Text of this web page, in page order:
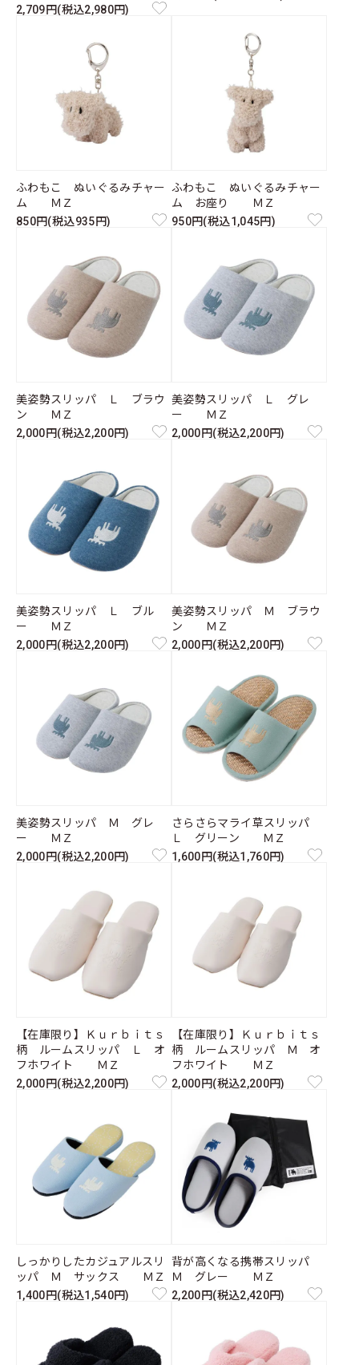
2,709円(税込2,980円)
ふわもこ ぬいぐるみチャー
ム ＭＺ
850円(税込935円)
ふわもこ ぬいぐるみチャー
ム お座り ＭＺ
950円(税込1,045円)
美姿勢スリッパ Ｌ ブラウ
ン ＭＺ
2,000円(税込2,200円)
美姿勢スリッパ Ｌ グレ
ー ＭＺ
2,000円(税込2,200円)
美姿勢スリッパ Ｌ ブル
ー ＭＺ
2,000円(税込2,200円)
美姿勢スリッパ Ｍ ブラウ
ン ＭＺ
2,000円(税込2,200円)
美姿勢スリッパ Ｍ グレ
ー ＭＺ
2,000円(税込2,200円)
さらさらマライ草スリッパ
Ｌ グリーン ＭＺ
1,600円(税込1,760円)
【在庫限り】Ｋｕｒｂｉｔｓ
柄 ルームスリッパ Ｌ オ
フホワイト ＭＺ
2,000円(税込2,200円)
【在庫限り】Ｋｕｒｂｉｔｓ
柄 ルームスリッパ Ｍ オ
フホワイト ＭＺ
2,000円(税込2,200円)
しっかりしたカジュアルスリ
ッパ Ｍ サックス ＭＺ
1,400円(税込1,540円)
背が高くなる携帯スリッパ
Ｍ グレー ＭＺ
2,200円(税込2,420円)